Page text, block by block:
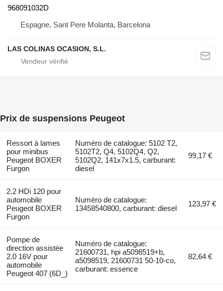
968091032D
Espagne, Sant Pere Molanta, Barcelona
LAS COLINAS OCASION, S.L.
Prix de suspensions Peugeot
Ressort à lames
pour minibus
Peugeot BOXER
Furgon
Numéro de catalogue: 5102 T2,
5102T2, Q4, 5102Q4, Q2,
5102Q2, 141x7x1.5, carburant:
diesel
99,17 €
2.2 HDi 120 pour
automobile
Peugeot BOXER
Furgon
Numéro de catalogue:
13458540800, carburant: diesel
123,97 €
Pompe de
direction assistée
2.0 16V pour
automobile
Peugeot 407 (6D_)
Numéro de catalogue:
21600731, hpi a5098519+b,
a5098519, 21600731 50-10-co,
carburant: essence
82,64 €